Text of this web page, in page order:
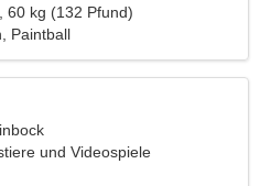
60 kg (132 Pfund)
Paintball
und Videospiele